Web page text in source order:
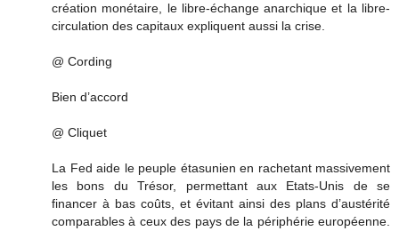
création monétaire, le libre-échange anarchique et la libre-
circulation des capitaux expliquent aussi la crise.
@ Cording
Bien d’accord
@ Cliquet
La Fed aide le peuple étasunien en rachetant massivement
les bons du Trésor, permettant aux Etats-Unis de se
financer à bas coûts, et évitant ainsi des plans d’austérité
comparables à ceux des pays de la périphérie européenne.